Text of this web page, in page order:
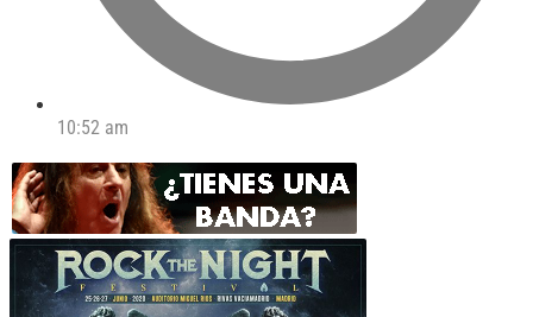
10:52 am